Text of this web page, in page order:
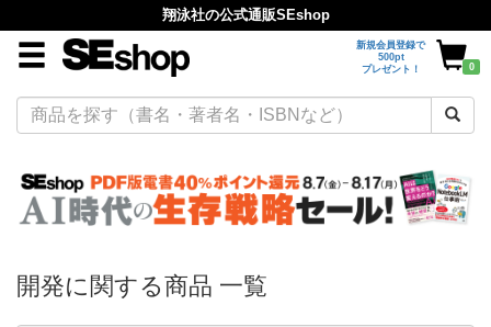
翔泳社の公式通販SEshop
新規会員登録で
500pt
プレゼント！
0
開発に関する商品 一覧